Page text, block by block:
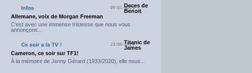
09/01/2025Deces de
Benoit
Allemane, voix de Morgan Freeman
C'est avec une immense tristesse que nous vous
annonçons...
23/06/2024Titanic de
James
Cameron, ce soir sur TF1!
À la mémoire de Jenny Gérard (1933/2020), elle nous...